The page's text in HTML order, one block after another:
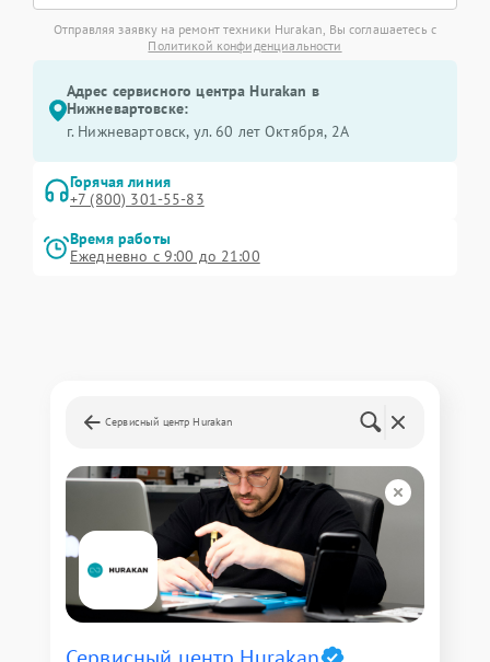
Отправляя заявку на ремонт техники Hurakan, Вы соглашаетесь с
Политикой конфиденциальности
Адрес сервисного центра Hurakan в
Нижневартовске:
г. Нижневартовск, ул. 60 лет Октября, 2А
Горячая линия
+7 (800) 301-55-83
Время работы
Ежедневно с 9:00 до 21:00
Сервисный центр Hurakan